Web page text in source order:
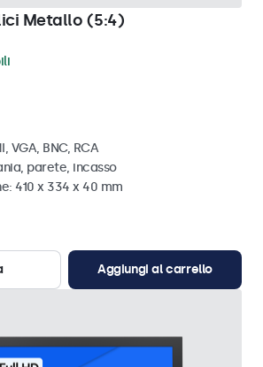
Metallo (5:4)
VGA, BNC, RCA
parete, incasso
410 x 334 x 40 mm
Aggiungi al carrello